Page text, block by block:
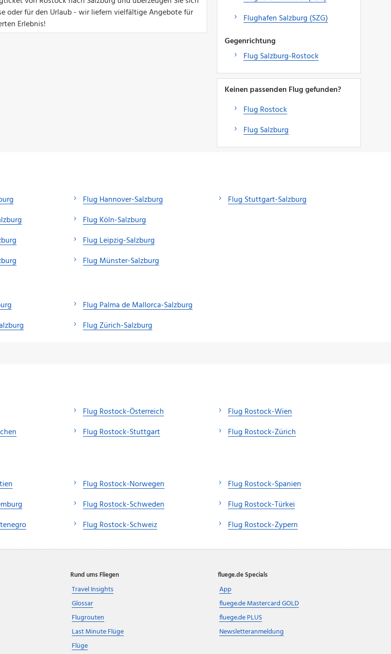
oder für den Urlaub - wir liefern vielfältige Angebote für
Erlebnis!
Flughafen Salzburg (SZG)
Gegenrichtung
Flug Salzburg-Rostock
Keinen passenden Flug gefunden?
Flug Rostock
Flug Salzburg
Flug Hannover-Salzburg
Flug Köln-Salzburg
Flug Leipzig-Salzburg
Flug Münster-Salzburg
Flug Stuttgart-Salzburg
Flug Palma de Mallorca-Salzburg
Flug Zürich-Salzburg
Flug Rostock-Österreich
Flug Rostock-Stuttgart
Flug Rostock-Wien
Flug Rostock-Zürich
Flug Rostock-Norwegen
Flug Rostock-Schweden
Flug Rostock-Schweiz
Flug Rostock-Spanien
Flug Rostock-Türkei
Flug Rostock-Zypern